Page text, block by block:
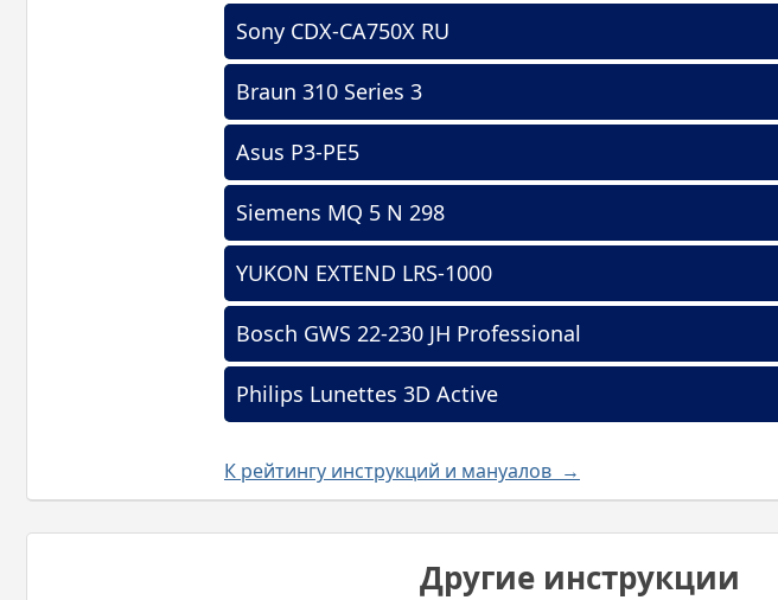
Sony CDX-CA750X RU
Braun 310 Series 3
Asus P3-PE5
Siemens MQ 5 N 298
YUKON EXTEND LRS-1000
Bosch GWS 22-230 JH Professional
Philips Lunettes 3D Active
К рейтингу инструкций и мануалов →
Другие инструкции